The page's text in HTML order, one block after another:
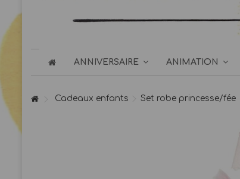
ANNIVERSAIRE ANIMATION
Cadeaux enfants Set robe princesse/fée